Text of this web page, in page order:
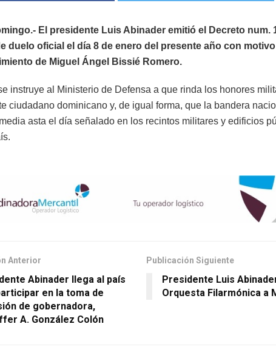
El presidente Luis Abinader emitió el Decreto num.
duelo oficial el día 8 de enero del presente año con motivo
de Miguel Ángel Bissié Romero.
instruye al Ministerio de Defensa a que rinda los honores
ciudadano dominicano y, de igual forma, que la bandera
asta el día señalado en los recintos militares y edificios
Anterior
Abinader llega al país
en la toma de
de gobernadora,
A. González Colón
Publicación Siguiente
Presidente Luis
Orquesta Filarmónica a